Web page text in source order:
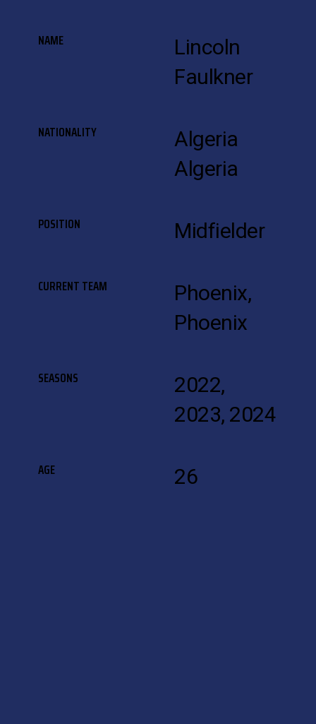
NAME
Lincoln
Faulkner
NATIONALITY
Algeria
Algeria
POSITION Midfielder
CURRENT TEAM
Phoenix,
Phoenix
SEASONS
2022,
2023, 2024
AGE 26